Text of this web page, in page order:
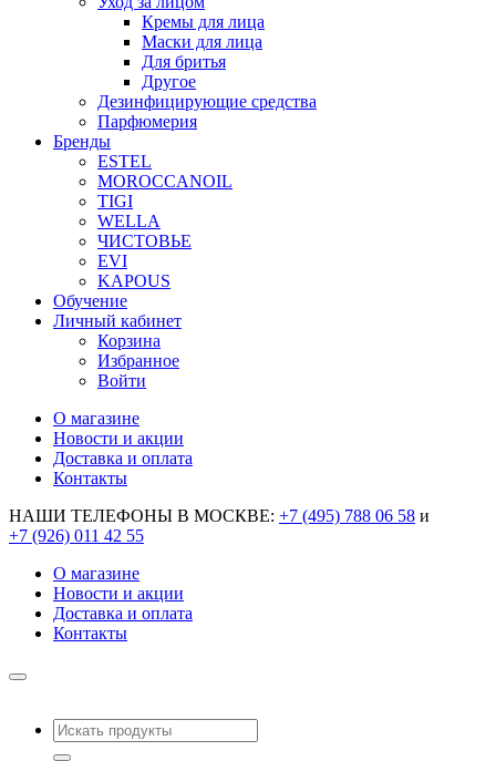
Кремы для лица
Маски для лица
Для бритья
Другое
Дезинфицирующие средства
Парфюмерия
Бренды
ESTEL
MOROCCANOIL
TIGI
WELLA
ЧИСТОВЬЕ
EVI
KAPOUS
Обучение
Личный кабинет
Корзина
Избранное
Войти
О магазине
Новости и акции
Доставка и оплата
Контакты
НАШИ ТЕЛЕФОНЫ В МОСКВЕ: +7 (495) 788 06 58 и
+7 (926) 011 42 55
О магазине
Новости и акции
Доставка и оплата
Контакты